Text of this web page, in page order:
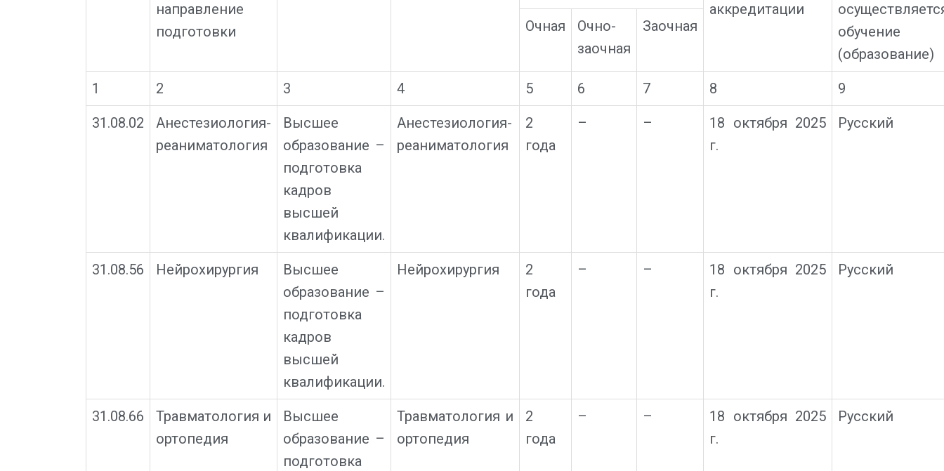
направление
подготовки
аккредитации
обучение
(образование)
Очная
Очно-
заочная
Заочная
1 2 3 4 5 6 7 8 9
31.08.02
Анестезиология-
реаниматология
Высшее
образование –
подготовка
кадров
высшей
квалификации.
Анестезиология-
реаниматология
2
года
– –
18 октября 2025
г.
Русский
31.08.56 Нейрохирургия
Высшее
образование –
подготовка
кадров
высшей
квалификации.
Нейрохирургия
2
года
– –
18 октября 2025
г.
Русский
31.08.66
Травматология и
ортопедия
Высшее
образование –
подготовка
Травматология и
ортопедия
2
года
– –
18 октября 2025
г.
Русский